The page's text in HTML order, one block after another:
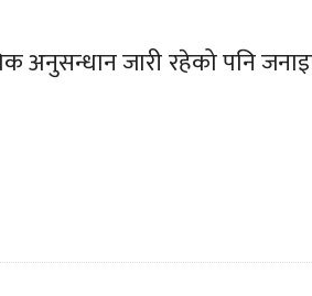
अनुसन्धान जारी रहेको पनि